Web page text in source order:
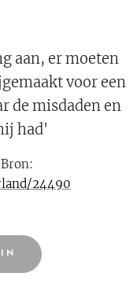
aan, er moeten
voor een
de misdaden en
had'
24490